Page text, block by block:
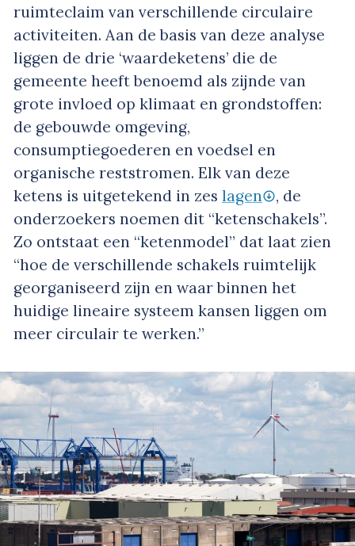
ruimteclaim van verschillende circulaire
activiteiten. Aan de basis van deze analyse
liggen de drie ‘waardeketens’ die de
gemeente heeft benoemd als zijnde van
grote invloed op klimaat en grondstoffen:
de gebouwde omgeving,
consumptiegoederen en voedsel en
organische reststromen. Elk van deze
ketens is uitgetekend in zes lagen
, de
onderzoekers noemen dit “ketenschakels”.
Zo ontstaat een “ketenmodel” dat laat zien
“hoe de verschillende schakels ruimtelijk
georganiseerd zijn en waar binnen het
huidige lineaire systeem kansen liggen om
meer circulair te werken.”